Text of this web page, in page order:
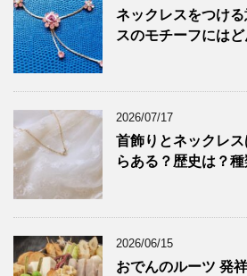
ネックレスをつけ
スのモチーフには
2026/07/17
首飾りとネックレ
らある？歴史は？種
2026/06/15
おでんのルーツ 発